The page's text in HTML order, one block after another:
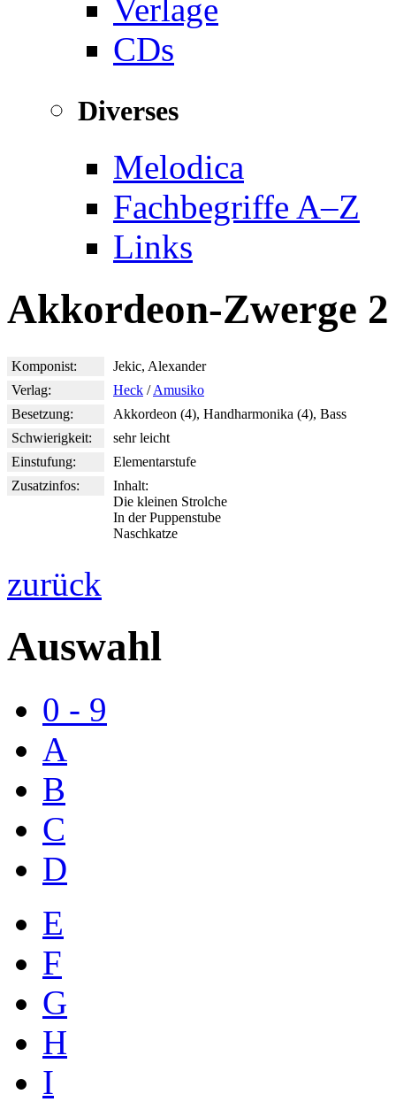
Verlage
CDs
Diverses
Melodica
Fachbegriffe A–Z
Links
Akkordeon-Zwerge 2
Komponist:
Jekic, Alexander
Verlag:
Heck /Amusiko
Besetzung:
Akkordeon (4), Handharmonika (4), Bass
Schwierigkeit:
sehr leicht
Einstufung:
Elementarstufe
Zusatzinfos:
Inhalt:
Die kleinen Strolche
In der Puppenstube
Naschkatze
zurück
Auswahl
0 - 9
A
B
C
D
E
F
G
H
I